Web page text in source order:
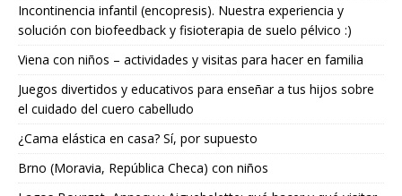
Incontinencia infantil (encopresis). Nuestra experiencia y
solución con biofeedback y fisioterapia de suelo pélvico :)
Viena con niños – actividades y visitas para hacer en familia
Juegos divertidos y educativos para enseñar a tus hijos sobre
el cuidado del cuero cabelludo
¿Cama elástica en casa? Sí, por supuesto
Brno (Moravia, República Checa) con niños